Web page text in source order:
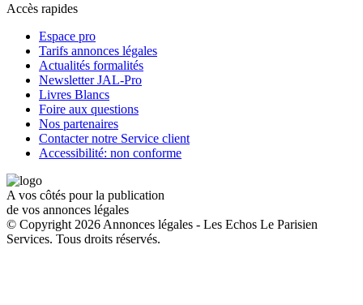
Accès rapides
Espace pro
Tarifs annonces légales
Actualités formalités
Newsletter JAL-Pro
Livres Blancs
Foire aux questions
Nos partenaires
Contacter notre Service client
Accessibilité: non conforme
A vos côtés pour la publication
de vos annonces légales
© Copyright 2026 Annonces légales - Les Echos Le Parisien
Services. Tous droits réservés.